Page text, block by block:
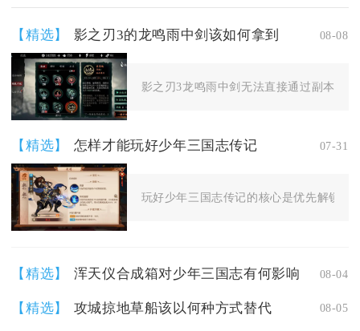
【精选】 影之刃3的龙鸣雨中剑该如何拿到 08-08
影之刃3龙鸣雨中剑无法直接通过副本掉
【精选】 怎样才能玩好少年三国志传记 07-31
玩好少年三国志传记的核心是优先解锁奇
【精选】 浑天仪合成箱对少年三国志有何影响 08-04
【精选】 攻城掠地草船该以何种方式替代 08-05